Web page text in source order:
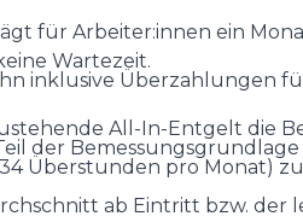
für Arbeiter:innen ein
Wartezeit.
inklusive Überzahlungen
All-In-Entgelt die
der Bemessungsgrundlage
Überstunden pro Monat)
ab Eintritt bzw.